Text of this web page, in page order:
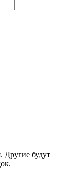
Другие будут